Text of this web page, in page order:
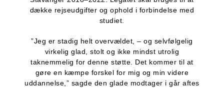
dække rejseudgifter og ophold i forbindelse med
studiet.
”Jeg er stadig helt overvældet, – og selvfølgelig
virkelig glad, stolt og ikke mindst utrolig
taknemmelig for denne støtte. Det kommer til at
gøre en kæmpe forskel for mig og min videre
uddannelse,” sagde den glade modtager i går aftes